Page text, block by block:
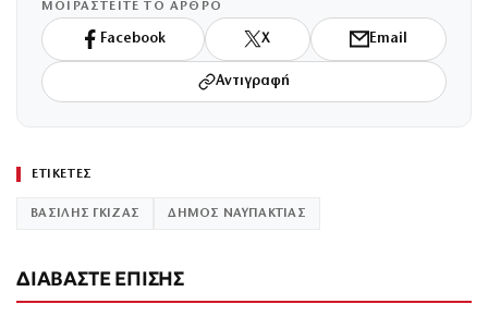
ΜΟΙΡΑΣΤΕΙΤΕ ΤΟ ΑΡΘΡΟ
Facebook X Email
Αντιγραφή
ΕΤΙΚΕΤΕΣ
ΒΑΣΙΛΗΣ ΓΚΙΖΑΣ ΔΗΜΟΣ ΝΑΥΠΑΚΤΙΑΣ
ΔΙΑΒΑΣΤΕ ΕΠΙΣΗΣ